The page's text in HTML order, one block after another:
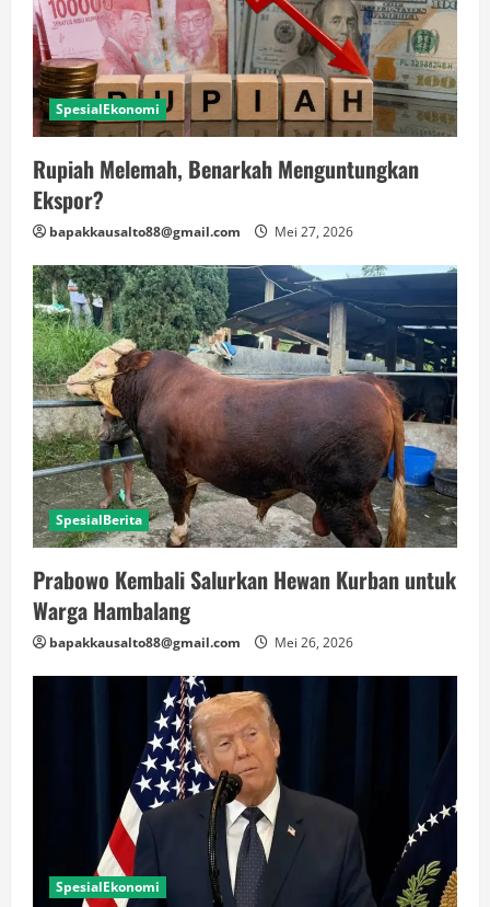
SpesialEkonomi
Rupiah Melemah, Benarkah Menguntungkan
Ekspor?
bapakkausalto88@gmail.com Mei 27, 2026
SpesialBerita
Prabowo Kembali Salurkan Hewan Kurban untuk
Warga Hambalang
bapakkausalto88@gmail.com Mei 26, 2026
SpesialEkonomi